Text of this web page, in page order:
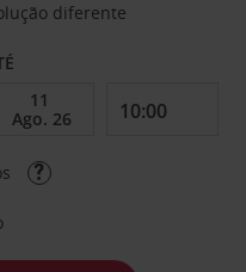
diferente